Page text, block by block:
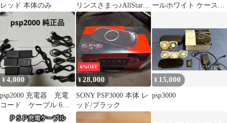
レッド 本体のみ
リンスさまっ♪AllStarモ
デルジャンク品
ールホワイト ケースア
¥4,000
psp2000 充電器 充電
コード ケーブル 6セ
ット 純正品 正規品
6%OFF
¥28,000
SONY PSP3000 本体 レ
ッド/ブラック
¥ 15,000
psp3000